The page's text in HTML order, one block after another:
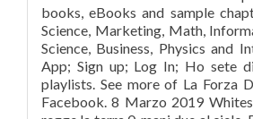
books, eBooks and sample
Science, Marketing, Math,
Science, Business, Physics and
App; Sign up; Log In; Ho sete
playlists. See more of La Forza
Facebook. 8 Marzo 2019